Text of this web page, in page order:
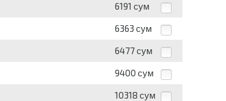
6191 сум
6363 сум
6477 сум
9400 сум
10318 сум